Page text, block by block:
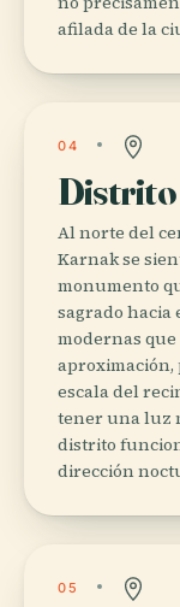
afilada de la
04
Al norte del
Karnak se
monumento
sagrado hacia
modernas
aproximación,
escala del
tener una luz
distrito
dirección
05